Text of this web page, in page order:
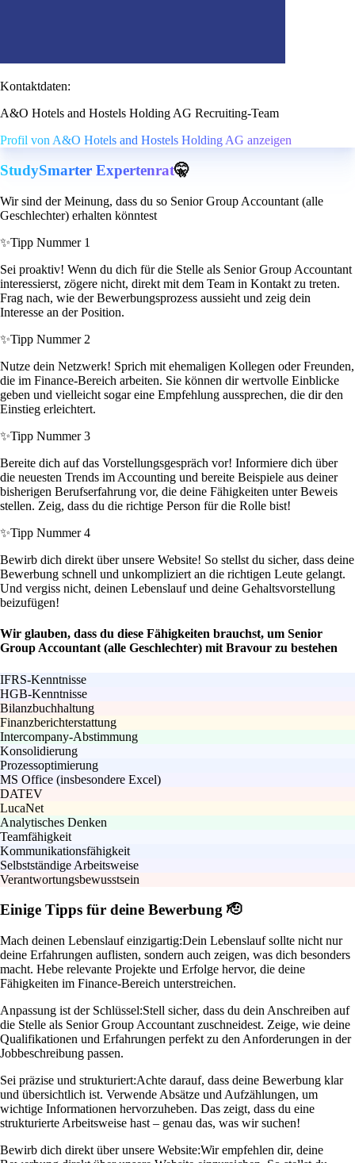
Kontaktdaten:
A&O Hotels and Hostels Holding AG Recruiting-Team
Profil von A&O Hotels and Hostels Holding AG anzeigen
StudySmarter Expertenrat🤫
Wir sind der Meinung, dass du so Senior Group Accountant (alle
Geschlechter) erhalten könntest
✨Tipp Nummer 1
Sei proaktiv! Wenn du dich für die Stelle als Senior Group Accountant
interessierst, zögere nicht, direkt mit dem Team in Kontakt zu treten.
Frag nach, wie der Bewerbungsprozess aussieht und zeig dein
Interesse an der Position.
✨Tipp Nummer 2
Nutze dein Netzwerk! Sprich mit ehemaligen Kollegen oder Freunden,
die im Finance-Bereich arbeiten. Sie können dir wertvolle Einblicke
geben und vielleicht sogar eine Empfehlung aussprechen, die dir den
Einstieg erleichtert.
✨Tipp Nummer 3
Bereite dich auf das Vorstellungsgespräch vor! Informiere dich über
die neuesten Trends im Accounting und bereite Beispiele aus deiner
bisherigen Berufserfahrung vor, die deine Fähigkeiten unter Beweis
stellen. Zeig, dass du die richtige Person für die Rolle bist!
✨Tipp Nummer 4
Bewirb dich direkt über unsere Website! So stellst du sicher, dass deine
Bewerbung schnell und unkompliziert an die richtigen Leute gelangt.
Und vergiss nicht, deinen Lebenslauf und deine Gehaltsvorstellung
beizufügen!
Wir glauben, dass du diese Fähigkeiten brauchst, um Senior
Group Accountant (alle Geschlechter) mit Bravour zu bestehen
IFRS-Kenntnisse
HGB-Kenntnisse
Bilanzbuchhaltung
Finanzberichterstattung
Intercompany-Abstimmung
Konsolidierung
Prozessoptimierung
MS Office (insbesondere Excel)
DATEV
LucaNet
Analytisches Denken
Teamfähigkeit
Kommunikationsfähigkeit
Selbstständige Arbeitsweise
Verantwortungsbewusstsein
Einige Tipps für deine Bewerbung 🫡
Mach deinen Lebenslauf einzigartig:Dein Lebenslauf sollte nicht nur
deine Erfahrungen auflisten, sondern auch zeigen, was dich besonders
macht. Hebe relevante Projekte und Erfolge hervor, die deine
Fähigkeiten im Finance-Bereich unterstreichen.
Anpassung ist der Schlüssel:Stell sicher, dass du dein Anschreiben auf
die Stelle als Senior Group Accountant zuschneidest. Zeige, wie deine
Qualifikationen und Erfahrungen perfekt zu den Anforderungen in der
Jobbeschreibung passen.
Sei präzise und strukturiert:Achte darauf, dass deine Bewerbung klar
und übersichtlich ist. Verwende Absätze und Aufzählungen, um
wichtige Informationen hervorzuheben. Das zeigt, dass du eine
strukturierte Arbeitsweise hast – genau das, was wir suchen!
Bewirb dich direkt über unsere Website:Wir empfehlen dir, deine